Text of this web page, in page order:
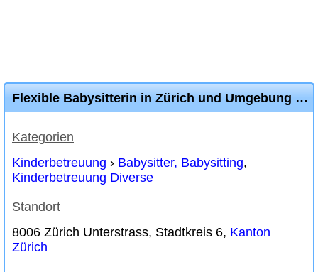
Flexible Babysitterin in Zürich und Umgebung gesucht?
Kategorien
Kinderbetreuung › Babysitter, Babysitting,
Kinderbetreuung Diverse
Standort
8006 Zürich Unterstrass, Stadtkreis 6, Kanton
Zürich